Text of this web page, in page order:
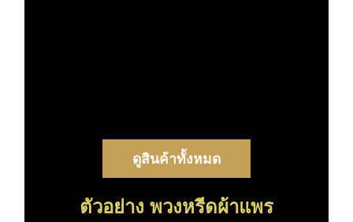
ดูสินค้าทั้งหมด
ตัวอย่าง พวงหรีดผ้าแพร